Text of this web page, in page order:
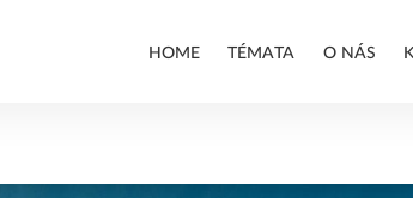
HOME TÉMATA O NÁS